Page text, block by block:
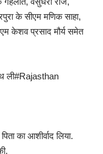
के सीएम मणिक साहा,
केशव प्रसाद मौर्य समेत
ली#Rajasthan
का आशीर्वाद लिया.